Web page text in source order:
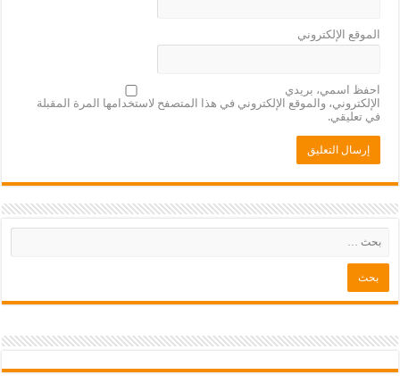
الموقع الإلكتروني
احفظ اسمي، بريدي
الإلكتروني، والموقع الإلكتروني في هذا المتصفح لاستخدامها المرة المقبلة
في تعليقي.